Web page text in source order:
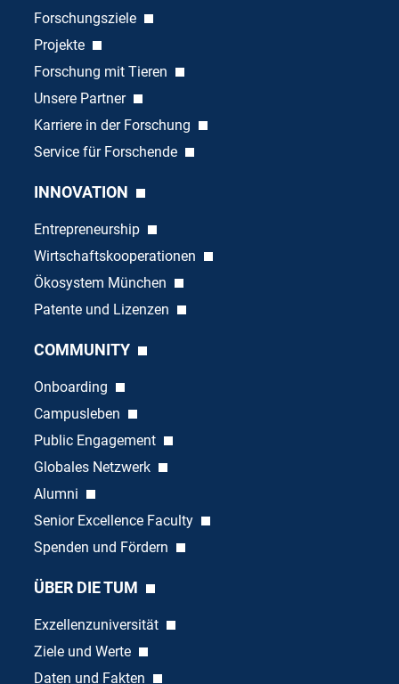
Forschungsziele
Projekte
Forschung mit Tieren
Unsere Partner
Karriere in der Forschung
Service für Forschende
INNOVATION
Entrepreneurship
Wirtschaftskooperationen
Ökosystem München
Patente und Lizenzen
COMMUNITY
Onboarding
Campusleben
Public Engagement
Globales Netzwerk
Alumni
Senior Excellence Faculty
Spenden und Fördern
ÜBER DIE TUM
Exzellenzuniversität
Ziele und Werte
Daten und Fakten